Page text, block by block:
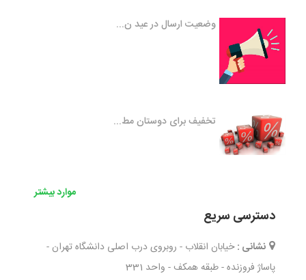
وضعیت ارسال در عید ن...
تخفیف برای دوستان مط...
موارد بیشتر
دسترسی سریع
نشانی : خیابان انقلاب - روبروی درب اصلی دانشگاه تهران -
پاساژ فروزنده - طبقه همکف - واحد 331